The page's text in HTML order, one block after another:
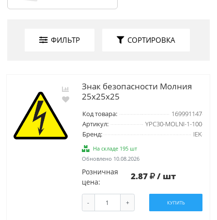
ФИЛЬТР СОРТИРОВКА
Знак безопасности Молния
25x25x25
Код товара:
169991147
Артикул:
YPC30-MOLNI-1-100
Бренд:
IEK
На складе 195 шт
Обновлено 10.08.2026
Розничная
цена:
2.87 / шт
- + КУПИТЬ